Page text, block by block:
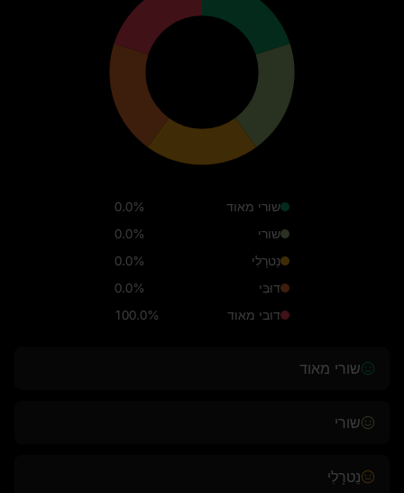
שורי מאוד
0.0%
שורי
0.0%
נֵטרָלִי
0.0%
דוּבִּי
0.0%
דובי מאוד
100.0%
שורי מאוד
שורי
נֵטרָלִי